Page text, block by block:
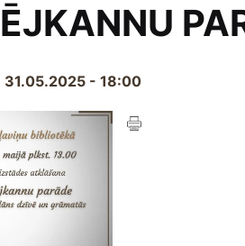
- 18:00